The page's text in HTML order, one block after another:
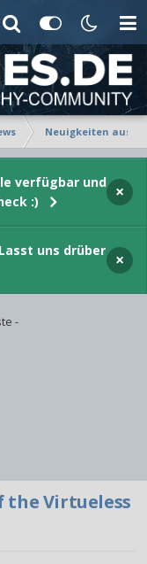
Neuigkeiten aus
verfügbar und
:)
×
uns drüber
×
-
the Virtueless